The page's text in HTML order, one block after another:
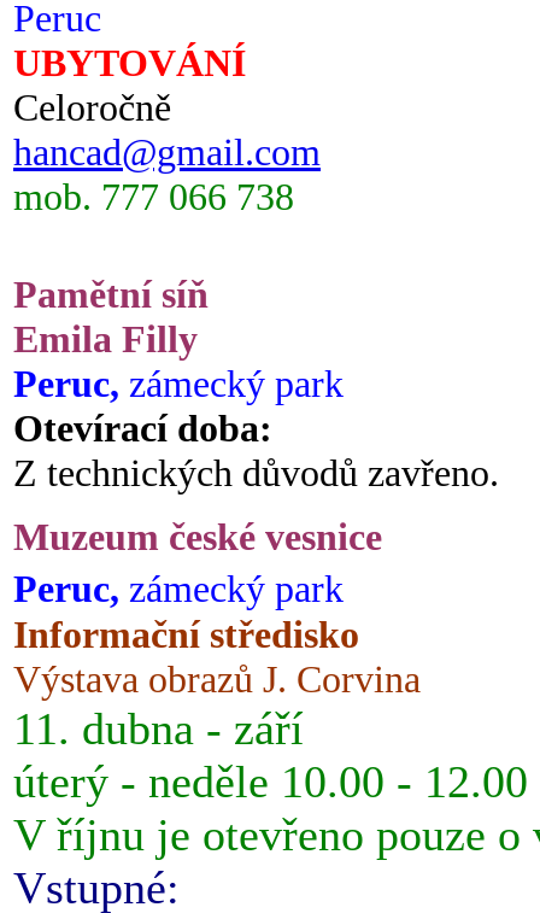
Peruc
UBYTOVÁNÍ
Celoročně
hancad@gmail.com
mob. 777 066 738
Pamětní síň
Emila Filly
Peruc, zámecký park
Otevírací doba:
Z technických důvodů zavřeno.
Muzeum české vesnice
Peruc, zámecký park
Informační středisko
Výstava obrazů J. Corvina
11. dubna - září
úterý - neděle 10.00 -
V říjnu je otevřeno pouze o
Vstupné: